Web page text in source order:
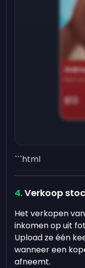
Earn
$13
```html
Verkoop
Het verkopen
inkomen op uit
Upload ze één
wanneer een
afneemt.